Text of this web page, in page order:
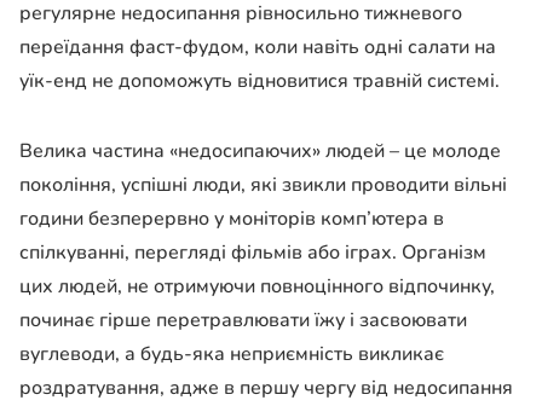
регулярне недосипання рівносильно тижневого
переїдання фаст-фудом, коли навіть одні салати на
уїк-енд не допоможуть відновитися травній системі.
Велика частина «недосипаючих» людей – це молоде
покоління, успішні люди, які звикли проводити вільні
години безперервно у моніторів комп’ютера в
спілкуванні, перегляді фільмів або іграх. Організм
цих людей, не отримуючи повноцінного відпочинку,
починає гірше перетравлювати їжу і засвоювати
вуглеводи, а будь-яка неприємність викликає
роздратування, адже в першу чергу від недосипання